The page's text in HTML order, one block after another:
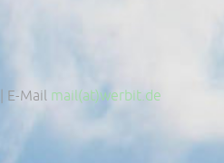
| E-Mail mail(at)werbit.de